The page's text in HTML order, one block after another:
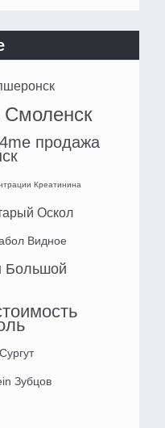
Смоленск
продажа
Креатинина
Оскол
Видное
Большой
Зубцов